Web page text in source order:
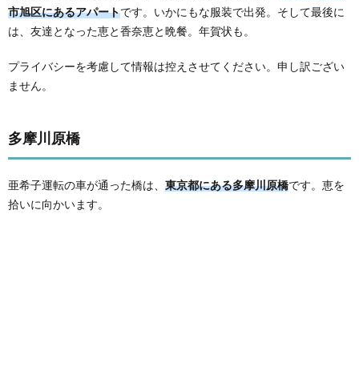
市旭区にあるアパートです。いかにもな服装で出発。そして最後に
は、友達となった恵と香奈恵と晩餐。年賀状も。
プライバシーを考慮して情報は控えさせてください。申し訳ござい
ません。
多摩川原橋
亜希子運転の車が通った橋は、 東京都にある多摩川原橋です。恵を
拾いに向かいます。